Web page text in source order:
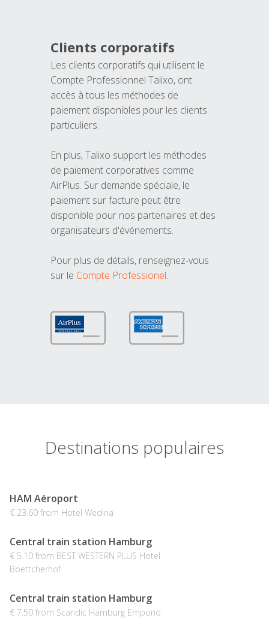
Clients corporatifs
Les clients corporatifs qui utilisent le
Compte Professionnel Talixo, ont
accès à tous les méthodes de
paiement disponibles pour les clients
particuliers.
En plus, Talixo support les méthodes
de paiement corporatives comme
AirPlus. Sur demande spéciale, le
paiement sur facture peut être
disponible pour nos partenaires et des
organisateurs d'événements.
Pour plus de détails, renseignez-vous
sur le Compte Professionel.
Destinations populaires
HAM Aéroport
€ 23.60 from Hotel Wedina
Central train station Hamburg
€ 5.10 from BEST WESTERN PLUS Hotel
Boettcherhof
Central train station Hamburg
€ 7.50 from Scandic Hamburg Emporio